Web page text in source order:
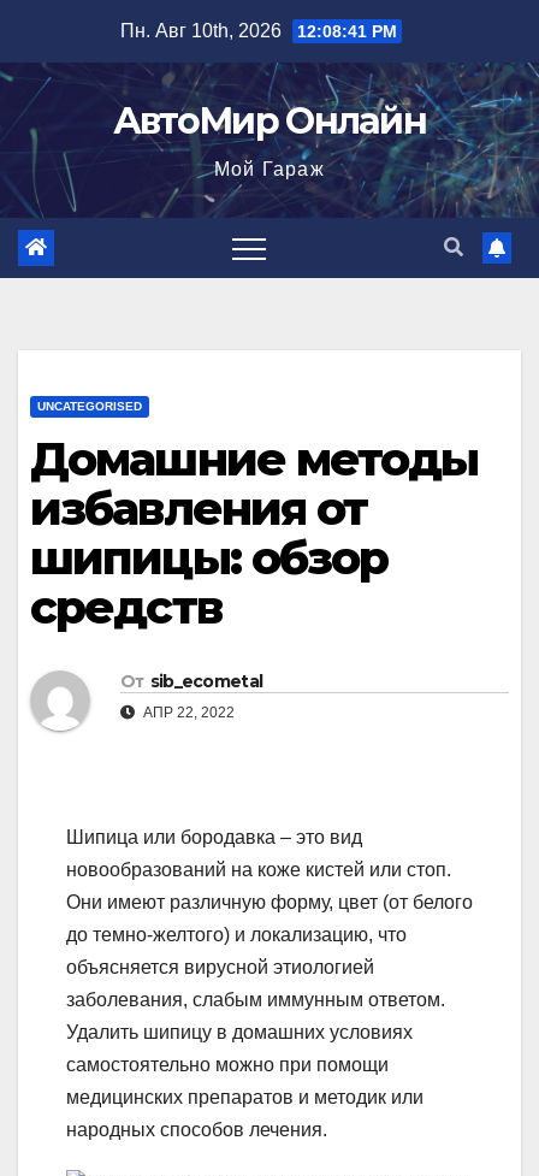
содержимому
Пн. Авг 10th, 2026 12:08:42 PM
АвтоМир Онлайн
Мой Гараж
UNCATEGORISED
Домашние методы
избавления от
шипицы: обзор
средств
От sib_ecometal
АПР 22, 2022
Шипица или бородавка – это вид
новообразований на коже кистей или стоп.
Они имеют различную форму, цвет (от белого
до темно-желтого) и локализацию, что
объясняется вирусной этиологией
заболевания, слабым иммунным ответом.
Удалить шипицу в домашних условиях
самостоятельно можно при помощи
медицинских препаратов и методик или
народных способов лечения.